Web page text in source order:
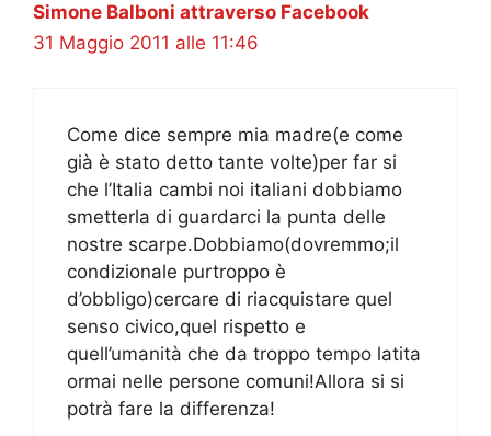
Simone Balboni attraverso Facebook
31 Maggio 2011 alle 11:46
Come dice sempre mia madre(e come
già è stato detto tante volte)per far si
che l’Italia cambi noi italiani dobbiamo
smetterla di guardarci la punta delle
nostre scarpe.Dobbiamo(dovremmo;il
condizionale purtroppo è
d’obbligo)cercare di riacquistare quel
senso civico,quel rispetto e
quell’umanità che da troppo tempo latita
ormai nelle persone comuni!Allora si si
potrà fare la differenza!